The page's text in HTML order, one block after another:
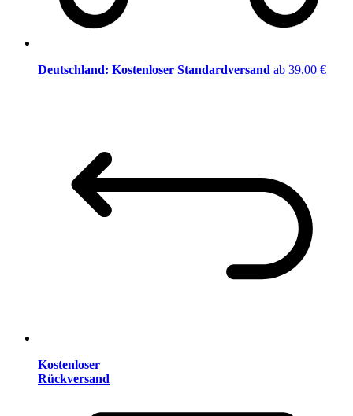
Deutschland: Kostenloser Standardversand ab 39,00 €
Kostenloser
Rückversand